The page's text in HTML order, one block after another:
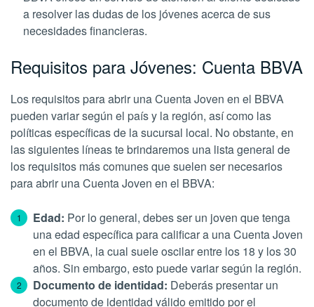
a resolver las dudas de los jóvenes acerca de sus
necesidades financieras.
Requisitos para Jóvenes: Cuenta BBVA
Los requisitos para abrir una Cuenta Joven en el BBVA
pueden variar según el país y la región, así como las
políticas específicas de la sucursal local. No obstante, en
las siguientes líneas te brindaremos una lista general de
los requisitos más comunes que suelen ser necesarios
para abrir una Cuenta Joven en el BBVA:
Edad: Por lo general, debes ser un joven que tenga
una edad específica para calificar a una Cuenta Joven
en el BBVA, la cual suele oscilar entre los 18 y los 30
años. Sin embargo, esto puede variar según la región.
Documento de identidad: Deberás presentar un
documento de identidad válido emitido por el